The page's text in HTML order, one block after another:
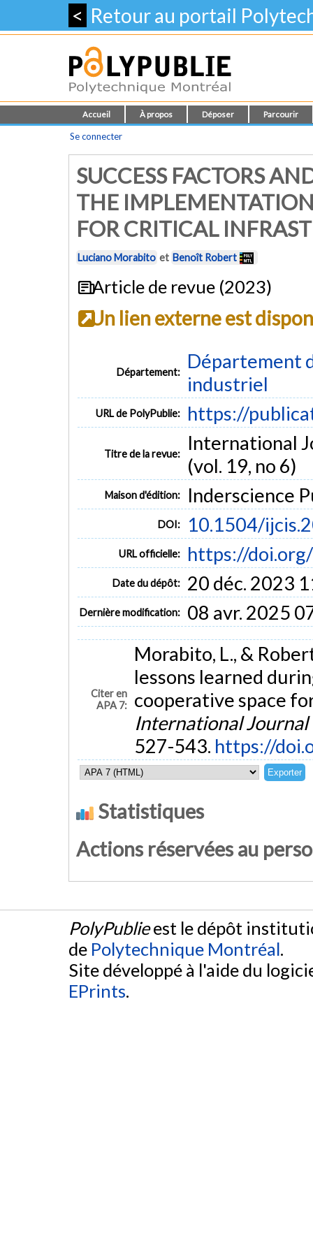
< Retour au portail
Accueil À propos Déposer Parcourir
Se connecter
SUCCESS FACTORS
THE
FOR CRITICAL
Luciano Morabito et Benoît Robert
Article de revue (2023)
Un lien externe est
Département:
Département
industriel
URL de PolyPublie: https://
Titre de la revue:
International
(vol. 19, no 6)
Maison d'édition: Inderscience
DOI: 10.1504/
URL officielle: https://
Date du dépôt: 20 déc. 2023
Dernière modification: 08 avr. 2025
Citer en
APA 7:
Morabito, L., &
lessons learned
cooperative space
International
527-543. https://
Statistiques
Actions réservées au
PolyPublieest le dépôt
de Polytechnique Montréal.
Site développé à l'aide du
EPrints.